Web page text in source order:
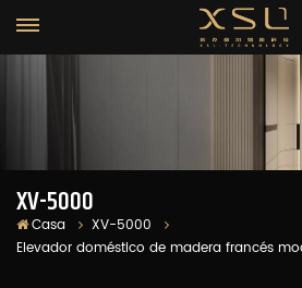
XV-5000
Casa
XV-5000
Elevador doméstico de madera francés